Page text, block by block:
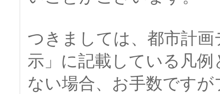
つきましては、都市計
示」に記載している凡
ない場合、お手数です